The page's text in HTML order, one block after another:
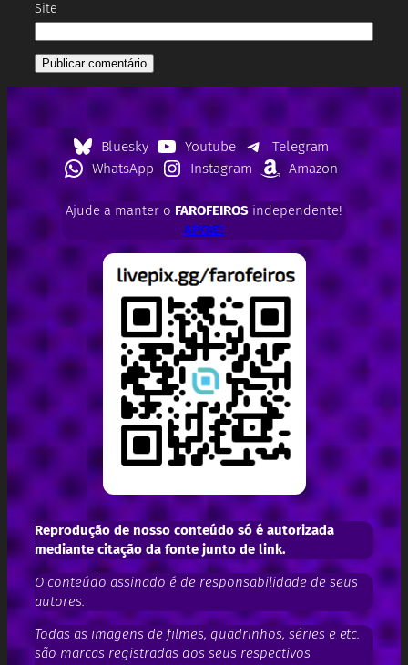
Site
Bluesky Youtube
Telegram
WhatsApp
Instagram Amazon
Ajude a manter o FAROFEIROSindependente!
APOIE!
Reprodução de nosso conteúdo só é autorizada
mediante citação da fonte junto de link.
O conteúdo assinado é de responsabilidade de seus
autores.
Todas as imagens de filmes, quadrinhos, séries e etc.
são marcas registradas dos seus respectivos